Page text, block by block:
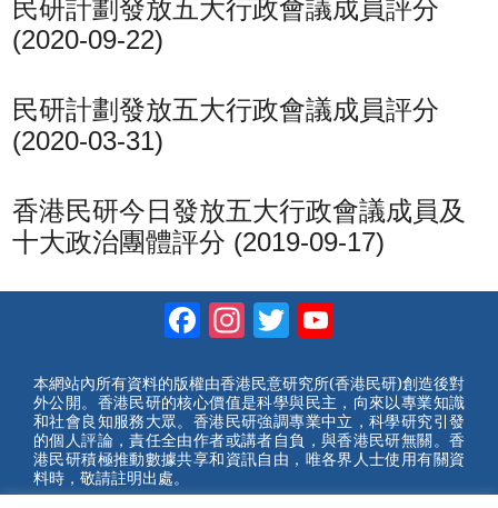
民研計劃發放五大行政會議成員評分
(2020-09-22)
民研計劃發放五大行政會議成員評分
(2020-03-31)
香港民研今日發放五大行政會議成員及
十大政治團體評分 (2019-09-17)
Facebook
Instagram
Twitter
本網站內所有資料的版權由香港民意研究所(香港民研)創造後對
外公開。香港民研的核心價值是科學與民主，向來以專業知識
和社會良知服務大眾。香港民研強調專業中立，科學研究引發
的個人評論，責任全由作者或講者自負，與香港民研無關。香
港民研積極推動數據共享和資訊自由，唯各界人士使用有關資
料時，敬請註明出處。